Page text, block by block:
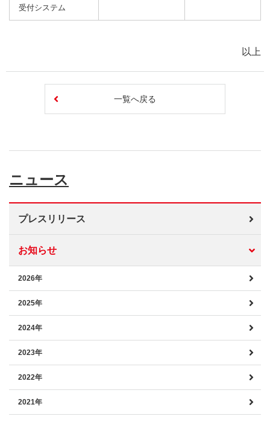
受付システム
以上
一覧へ戻る
ニュース
プレスリリース
お知らせ
2026年
2025年
2024年
2023年
2022年
2021年